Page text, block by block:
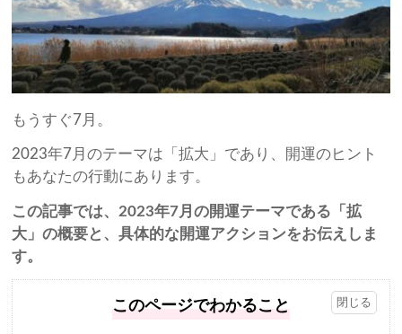
もうすぐ7月。
2023年7月のテーマは「拡大」であり、開運のヒント
もあなたの行動にあります。
この記事では、2023年7月の開運テーマである「拡
大」の概要と、具体的な開運アクションをお伝えしま
す。
このページでわかること